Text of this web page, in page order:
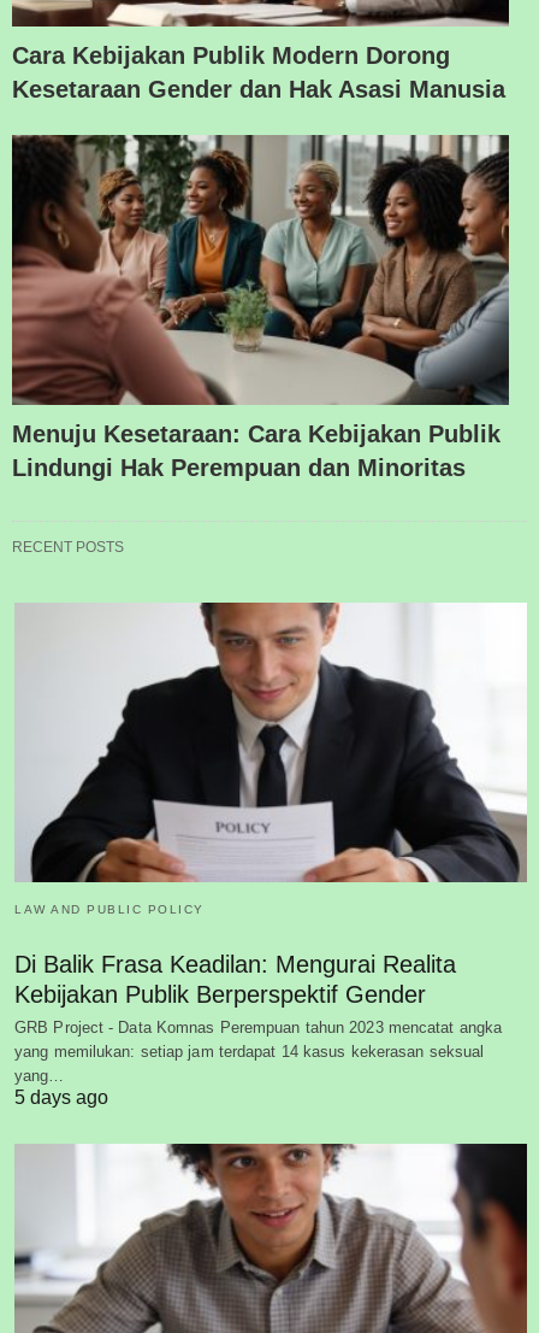
Cara Kebijakan Publik Modern Dorong
Kesetaraan Gender dan Hak Asasi Manusia
Menuju Kesetaraan: Cara Kebijakan Publik
Lindungi Hak Perempuan dan Minoritas
RECENT POSTS
LAW AND PUBLIC POLICY
Di Balik Frasa Keadilan: Mengurai Realita
Kebijakan Publik Berperspektif Gender
GRB Project - Data Komnas Perempuan tahun 2023 mencatat angka
yang memilukan: setiap jam terdapat 14 kasus kekerasan seksual
yang…
5 days ago